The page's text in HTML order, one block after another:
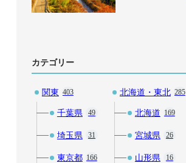
カテゴリー
関東 403
千葉県 49
埼玉県 31
東京都 166
北海道・東北 285
北海道 169
宮城県 26
山形県 16